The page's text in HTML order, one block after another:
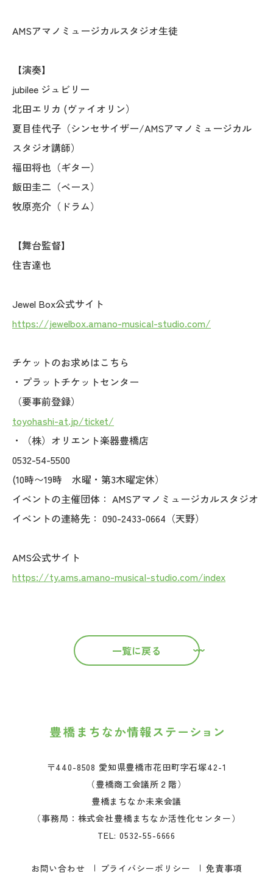
AMSアマノミュージカルスタジオ生徒
【演奏】
jubilee ジュビリー
北田エリカ (ヴァイオリン）
夏目佳代子（シンセサイザー/AMSアマノミュージカル
スタジオ講師）
福田将也（ギター）
飯田圭二（ベース）
牧原亮介（ドラム）
【舞台監督】
住吉達也
Jewel Box公式サイト
https://jewelbox.amano-musical-studio.com/
チケットのお求めはこちら
・プラットチケットセンター
（要事前登録）
toyohashi-at.jp/ticket/
・（株）オリエント楽器豊橋店
0532-54-5500
(10時〜19時 水曜・第3木曜定休）
イベントの主催団体： AMSアマノミュージカルスタジオ
イベントの連絡先： 090-2433-0664（天野）
AMS公式サイト
https://ty.ams.amano-musical-studio.com/index
一覧に戻る
〒440-8508 愛知県豊橋市花田町字石塚42-1
（豊橋商工会議所２階）
豊橋まちなか未来会議
（事務局：株式会社豊橋まちなか活性化センター）
TEL:0532-55-6666
お問い合わせ プライバシーポリシー 免責事項